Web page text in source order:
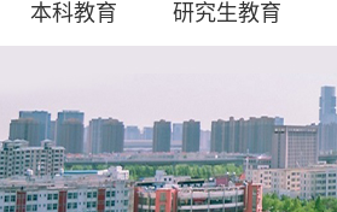
本科教育 研究生教育